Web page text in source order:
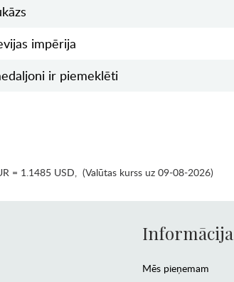
impērija
ir piemeklēti
= 1.1485 USD, (Valūtas kurss uz 09-08-2026)
Informācija
Mēs pieņemam